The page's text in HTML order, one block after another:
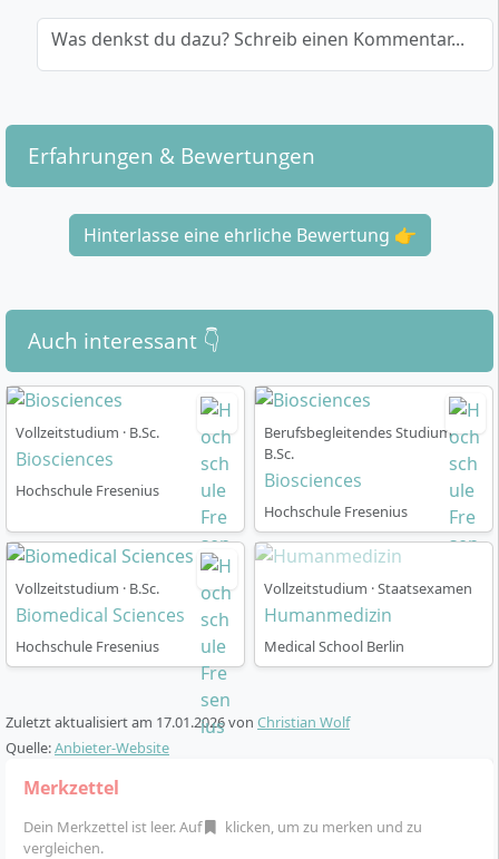
Studierende ergründen im Labor Ursachen und
Auswirkungen von Krankheiten, entwickeln
biotechnologisch voranzutreiben.​
Status
Der Studiengang befindet sich derzeit im Verfahren
der staatlichen Anerkennung und wird für die
Programm-Akkreditierung vorbereitet.
Was denkst du dazu? Schreib einen Kommentar...
Erfahrungen & Bewertungen
Hinterlasse eine ehrliche Bewertung 👉
Auch interessant 👇
Vollzeitstudium · B.Sc.
Biosciences
Hochschule Fresenius
Berufsbegleitendes Studium ·
B.Sc.
Biosciences
Hochschule Fresenius
Vollzeitstudium · B.Sc.
Biomedical Sciences
Hochschule Fresenius
Vollzeitstudium · Staatsexamen
Humanmedizin
Medical School Berlin
Zuletzt aktualisiert am 17.01.2026von Christian Wolf
Quelle:Anbieter-Website
Merkzettel
Dein Merkzettel ist leer. Auf
klicken, um zu merken und zu
vergleichen.